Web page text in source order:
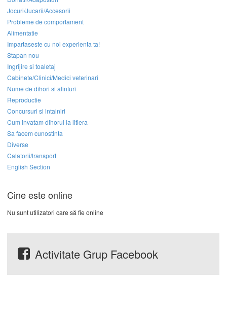
Jocuri/Jucarii/Accesorii
Probleme de comportament
Alimentatie
Impartaseste cu noi experienta ta!
Stapan nou
Ingrijire si toaletaj
Cabinete/Clinici/Medici veterinari
Nume de dihori si alinturi
Reproductie
Concursuri si intalniri
Cum invatam dihorul la litiera
Sa facem cunostinta
Diverse
Calatorii/transport
English Section
Cine este online
Nu sunt utilizatori care să fie online
Activitate Grup Facebook